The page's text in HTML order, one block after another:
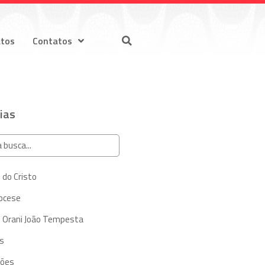
Contatos
Cristo
Orani João Tempesta